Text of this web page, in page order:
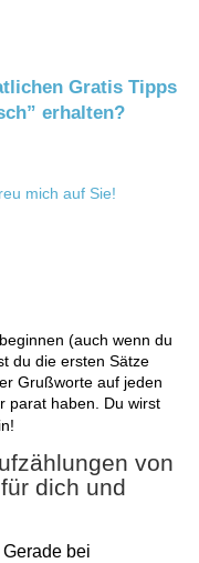
Gratis Tipps
erhalten?
mich auf Sie!
(auch wenn du
du die ersten Sätze
Grußworte auf jeden
parat haben. Du wirst
von
dich und
bei